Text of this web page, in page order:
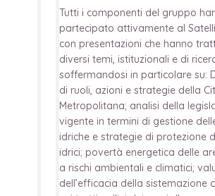
Tutti i componenti del gruppo
partecipato attivamente al
con presentazioni che hanno
diversi temi, istituzionali e di
soffermandosi in particolare su:
di ruoli, azioni e strategie della
Metropolitana; analisi della
vigente in termini di gestione
idriche e strategie di protezione
idrici; povertà energetica delle
a rischi ambientali e climatici;
dell’efficacia della sistemazione